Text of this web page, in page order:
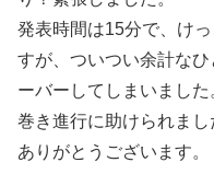
発表時間は15分で、け
すが、ついつい余計な
ーバーしてしまいました
巻き進行に助けられまし
ありがとうございます。